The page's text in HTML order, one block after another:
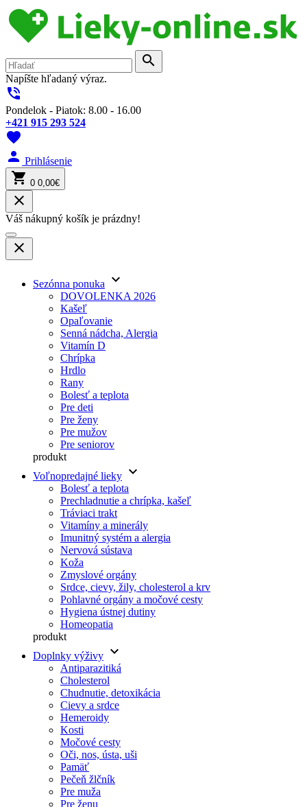
search
Napíšte hľadaný výraz.
phone_in_talk
Pondelok - Piatok: 8.00 - 16.00
+421 915 293 524
favorite
person Prihlásenie
shopping_cart 0 0,00€
close
Váš nákupný košík je prázdny!
close
Sezónna ponuka keyboard_arrow_down
DOVOLENKA 2026
Kašeľ
Opaľovanie
Senná nádcha, Alergia
Vitamín D
Chrípka
Hrdlo
Rany
Bolesť a teplota
Pre deti
Pre ženy
Pre mužov
Pre seniorov
produkt
Voľnopredajné lieky keyboard_arrow_down
Bolesť a teplota
Prechladnutie a chrípka, kašeľ
Tráviaci trakt
Vitamíny a minerály
Imunitný systém a alergia
Nervová sústava
Koža
Zmyslové orgány
Srdce, cievy, žily, cholesterol a krv
Pohlavné orgány a močové cesty
Hygiena ústnej dutiny
Homeopatia
produkt
Doplnky výživy keyboard_arrow_down
Antiparazitiká
Cholesterol
Chudnutie, detoxikácia
Cievy a srdce
Hemeroidy
Kosti
Močové cesty
Oči, nos, ústa, uši
Pamäť
Pečeň žlčník
Pre muža
Pre ženu